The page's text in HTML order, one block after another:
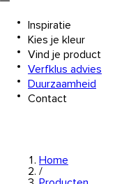
Inspiratie
Kies je kleur
Vind je product
Verfklus advies
Duurzaamheid
Contact
Home
/